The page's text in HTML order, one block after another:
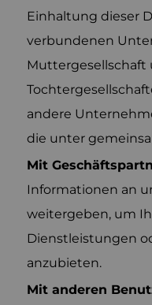
Einhaltung dieser
verbundenen
Muttergesellschaft
andere
die unter
Mit
Informationen an
weitergeben, um
Dienstleistungen
anzubieten.
Mit anderen